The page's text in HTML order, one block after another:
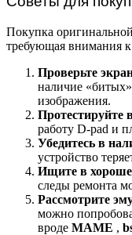
Покупка
требующая внимания к
Проверьте
наличие
изображения.
Протестируйте
работу D-pad и
Убедитесь в
устройство
Ищите в
следы ремонта
Рассмотрите
можно
вроде MAME ,